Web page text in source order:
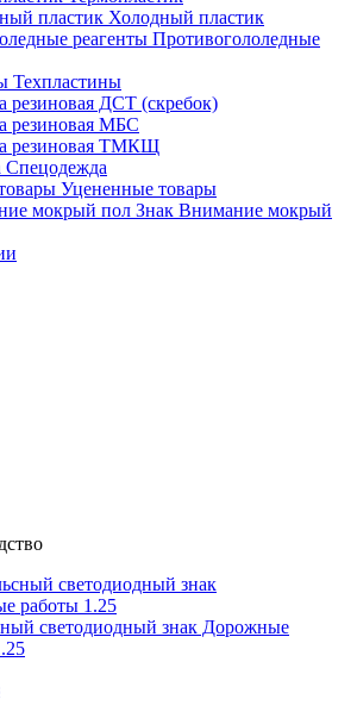
Холодный пластик
Противогололедные
Техпластины
резиновая ДСТ (скребок)
резиновая МБС
резиновая ТМКЩ
Спецодежда
Уцененные товары
Знак Внимание мокрый
светодиодный знак Дорожные